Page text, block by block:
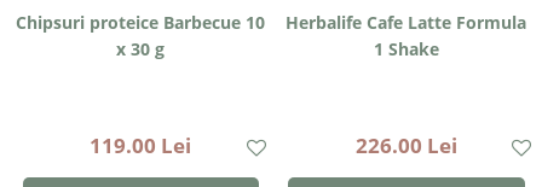
Chipsuri proteice Barbecue 10
x 30 g
119.00 Lei
Herbalife Cafe Latte Formula
1 Shake
226.00 Lei